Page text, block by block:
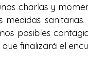
charlas y
medidas
que finalizará el